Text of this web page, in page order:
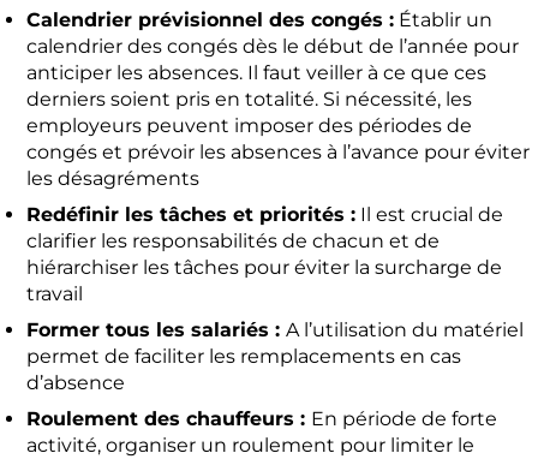
Calendrier prévisionnel des congés : Établir un
calendrier des congés dès le début de l’année pour
anticiper les absences. Il faut veiller à ce que ces
derniers soient pris en totalité. Si nécessité, les
employeurs peuvent imposer des périodes de
congés et prévoir les absences à l’avance pour éviter
les désagréments
Redéfinir les tâches et priorités : Il est crucial de
clarifier les responsabilités de chacun et de
hiérarchiser les tâches pour éviter la surcharge de
travail
Former tous les salariés : A l’utilisation du matériel
permet de faciliter les remplacements en cas
d’absence
Roulement des chauffeurs : En période de forte
activité, organiser un roulement pour limiter le